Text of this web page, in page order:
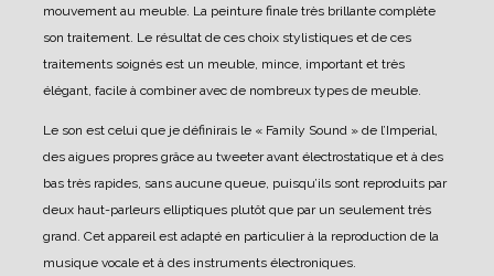
mouvement au meuble. La peinture finale très brillante complète
son traitement. Le résultat de ces choix stylistiques et de ces
traitements soignés est un meuble, mince, important et très
élégant, facile à combiner avec de nombreux types de meuble.
Le son est celui que je définirais le « Family Sound » de l’Imperial,
des aigues propres grâce au tweeter avant électrostatique et à des
bas très rapides, sans aucune queue, puisqu’ils sont reproduits par
deux haut-parleurs elliptiques plutôt que par un seulement très
grand. Cet appareil est adapté en particulier à la reproduction de la
musique vocale et à des instruments électroniques.